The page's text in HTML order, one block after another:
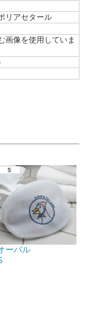
リアセタール
画像を使用していま
ーバル